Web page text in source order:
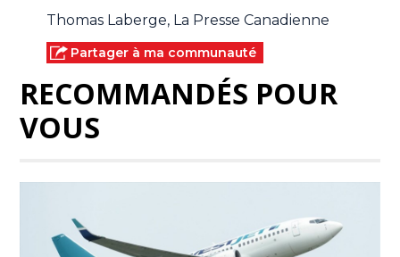
Thomas Laberge, La Presse Canadienne
Partager à ma communauté
RECOMMANDÉS POUR
VOUS